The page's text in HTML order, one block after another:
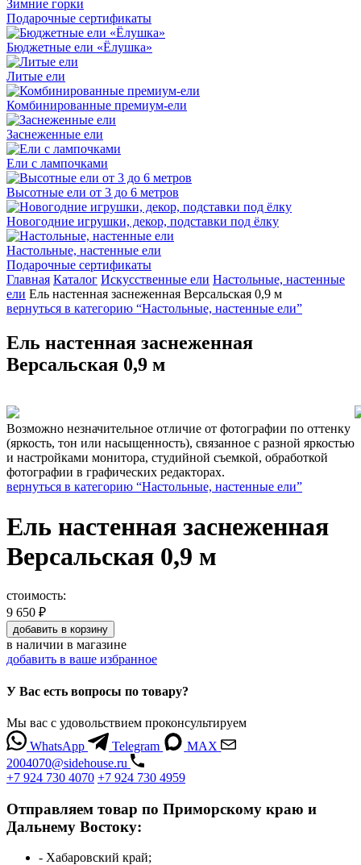
Зимние горки
Подарочные сертификаты
Бюджетные ели «Ёлушка»
Литые ели
Комбинированные премиум-ели
Заснеженные ели
Ели с лампочками
Высотные ели от 3 до 6 метров
Новогодние игрушки, декор, подставки под ёлку
Настольные, настенные ели
Подарочные сертификаты
Главная Каталог Искусственные ели Настольные, настенные
ели Ель настенная заснеженная Версальская 0,9 м
вернуться в категорию “Настольные, настенные ели”
Ель настенная заснеженная
Версальская 0,9 м
Возможно незначительное отличие от фотографии по оттенку
(яркость, тон или насыщенность), связанное с разной яркостью
и настройками монитора, студийной съемкой, обработкой
фотографии в графических редакторах.
вернуться в категорию “Настольные, настенные ели”
Ель настенная заснеженная
Версальская 0,9 м
стоимость:
9 650 ₽
добавить в корзину
в наличии в магазине
добавить в ваше избранное
У Вас есть вопросы по товару?
Мы вас с удовольствием проконсультируем
WhatsApp
Telegram
MAX
2004070@sidehouse.ru
+7 924 730 4070 +7 924 730 4959
Отправляем товар по Приморскому краю и
Дальнему Востоку:
- Хабаровский край;